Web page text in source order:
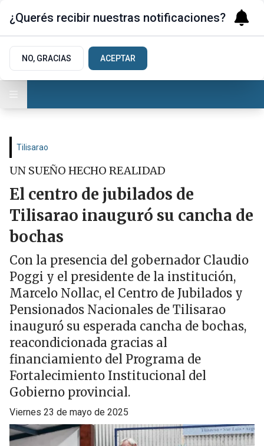
Tilisarao
UN SUEÑO HECHO REALIDAD
El centro de jubilados de
Tilisarao inauguró su cancha de
bochas
Con la presencia del gobernador Claudio
Poggi y el presidente de la institución,
Marcelo Nollac, el Centro de Jubilados y
Pensionados Nacionales de Tilisarao
inauguró su esperada cancha de bochas,
reacondicionada gracias al
financiamiento del Programa de
Fortalecimiento Institucional del
Gobierno provincial.
viernes 23 de mayo de 2025
¿Querés recibir nuestras notificaciones?
NO, GRACIAS ACEPTAR